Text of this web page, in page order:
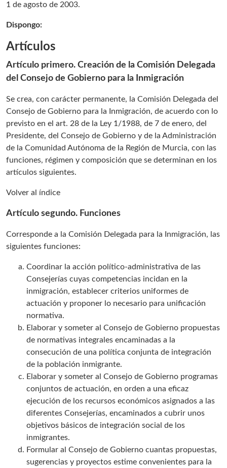
1 de agosto de 2003.
Dispongo:
Artículos
Artículo primero. Creación de la Comisión Delegada
del Consejo de Gobierno para la Inmigración
Se crea, con carácter permanente, la Comisión Delegada del
Consejo de Gobierno para la Inmigración, de acuerdo con lo
previsto en el art. 28 de la Ley 1/1988, de 7 de enero, del
Presidente, del Consejo de Gobierno y de la Administración
de la Comunidad Autónoma de la Región de Murcia, con las
funciones, régimen y composición que se determinan en los
artículos siguientes.
Volver al índice
Artículo segundo. Funciones
Corresponde a la Comisión Delegada para la Inmigración, las
siguientes funciones:
Coordinar la acción político-administrativa de las
Consejerías cuyas competencias incidan en la
inmigración, establecer criterios uniformes de
actuación y proponer lo necesario para unificación
normativa.
Elaborar y someter al Consejo de Gobierno propuestas
de normativas integrales encaminadas a la
consecución de una política conjunta de integración
de la población inmigrante.
Elaborar y someter al Consejo de Gobierno programas
conjuntos de actuación, en orden a una eficaz
ejecución de los recursos económicos asignados a las
diferentes Consejerías, encaminados a cubrir unos
objetivos básicos de integración social de los
inmigrantes.
Formular al Consejo de Gobierno cuantas propuestas,
sugerencias y proyectos estime convenientes para la